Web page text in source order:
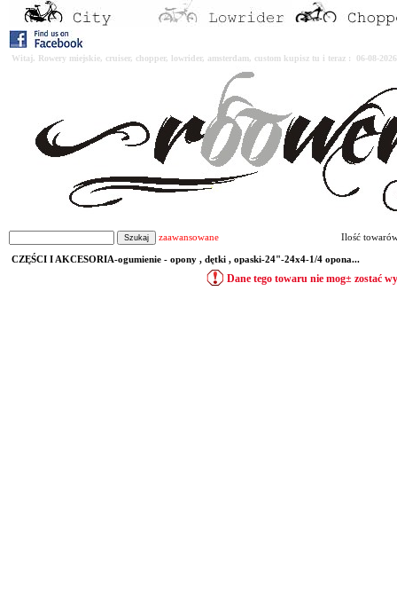
Witaj. Rowery miejskie, cruiser, chopper, lowrider, amsterdam, custom kupisz tu i teraz : 06-08-
zaawansowane Ilość
CZĘŚCI I AKCESORIA-ogumienie - opony , dętki , opaski-24"-24x4-1/4 opona...
Dane tego towaru nie mog± zostać